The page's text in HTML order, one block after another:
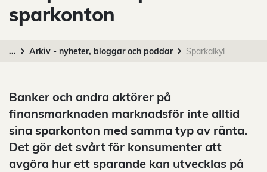
sparkonton
... Arkiv - nyheter, bloggar och poddar Sparkalkyl
Banker och andra aktörer på
finansmarknaden marknadsför inte alltid
sina sparkonton med samma typ av ränta.
Det gör det svårt för konsumenter att
avgöra hur ett sparande kan utvecklas på